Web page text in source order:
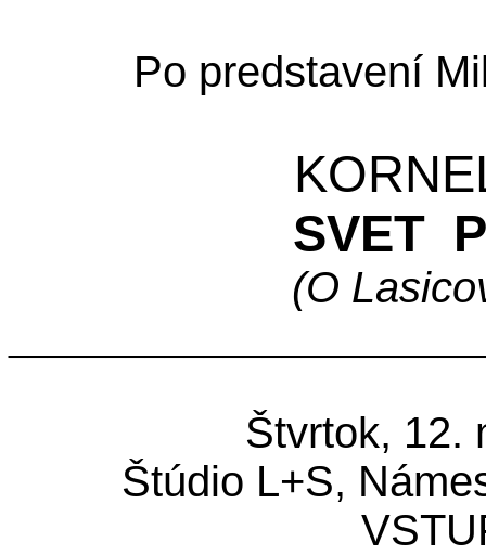
Po predstavení
SVET
(O
Štvrtok, 12.
Štúdio L+S,